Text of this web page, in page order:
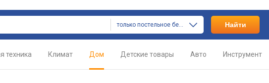
только постельное белье Найти
техника Климат Дом Детские товары Авто Инструмент